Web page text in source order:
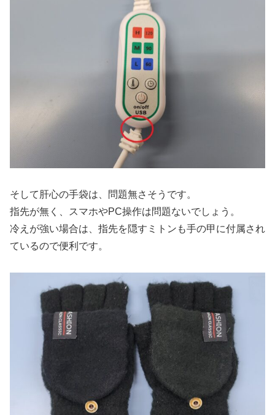
そして肝心の手袋は、問題無さそうです。
指先が無く、スマホやPC操作は問題ないでしょう。
冷えが強い場合は、指先を隠すミトンも手の甲に付属され
ているので便利です。